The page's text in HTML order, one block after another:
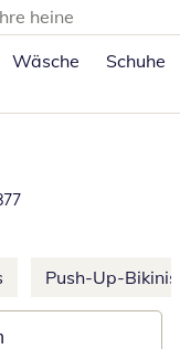
heine
Wäsche Schuhe
Push-Up-Bikinis